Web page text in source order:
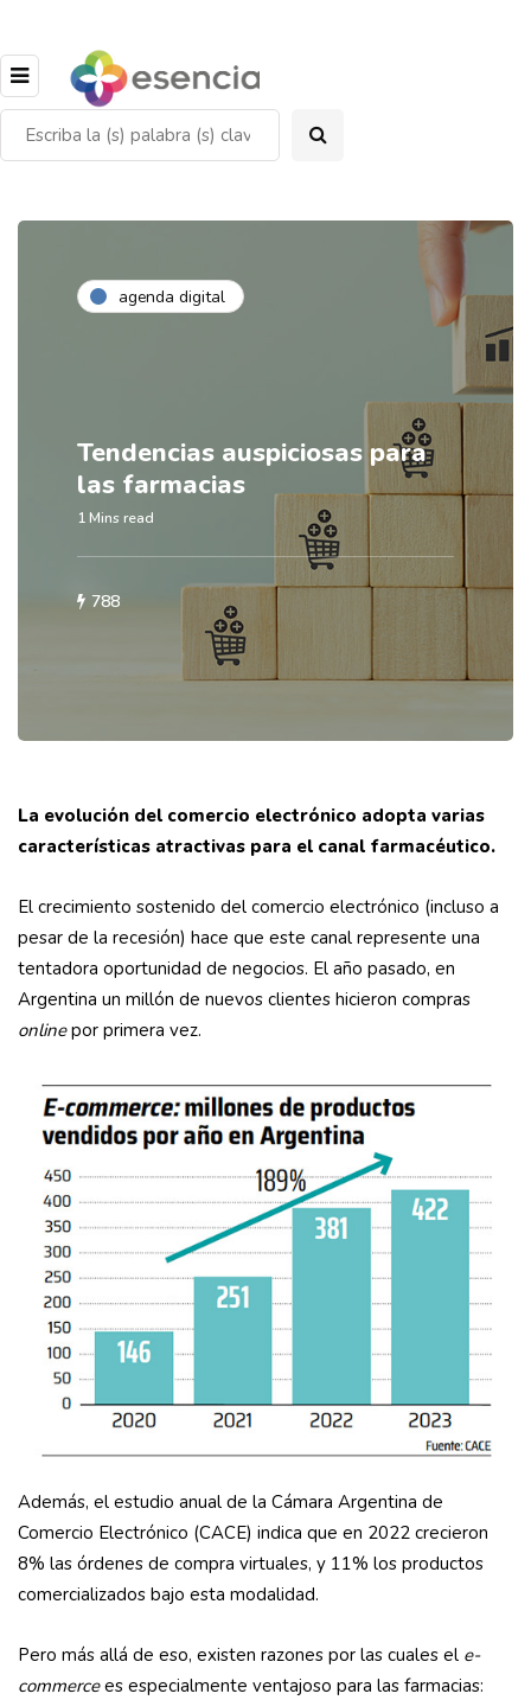
agenda digital
Tendencias auspiciosas para
las farmacias
1 Mins read
788
La evolución del comercio electrónico adopta varias
características atractivas para el canal farmacéutico.
El crecimiento sostenido del comercio electrónico (incluso a
pesar de la recesión) hace que este canal represente una
tentadora oportunidad de negocios. El año pasado, en
Argentina un millón de nuevos clientes hicieron compras
onlinepor primera vez.
Además, el estudio anual de la Cámara Argentina de
Comercio Electrónico (CACE) indica que en 2022 crecieron
8% las órdenes de compra virtuales, y 11% los productos
comercializados bajo esta modalidad.
Pero más allá de eso, existen razones por las cuales el e-
commercees especialmente ventajoso para las farmacias: